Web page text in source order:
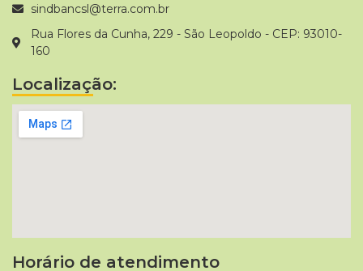
sindbancsl@terra.com.br
Rua Flores da Cunha, 229 - São Leopoldo - CEP: 93010-
160
Localização:
Horário de atendimento